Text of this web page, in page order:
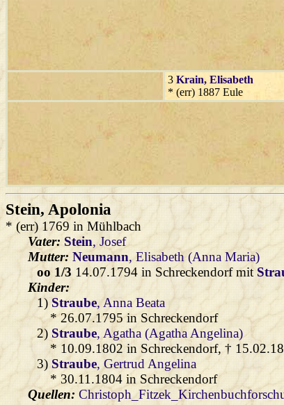
3 Krain, Elisabeth
* (err) 1887 Eule
Stein, Apolonia
* (err) 1769 in Mühlbach
Vater: Stein, Josef
Mutter: Neumann, Elisabeth (Anna Maria)
oo 1/3 14.07.1794 in Schreckendorf mit
Kinder:
1) Straube, Anna Beata
* 26.07.1795 in Schreckendorf
2) Straube, Agatha (Agatha Angelina)
* 10.09.1802 in Schreckendorf, †
3) Straube, Gertrud Angelina
* 30.11.1804 in Schreckendorf
Quellen: